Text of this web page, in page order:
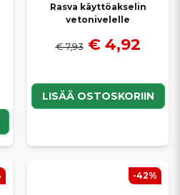
Rasva käyttöakselin
vetonivelelle
€ 7,93 € 4,92
LISÄÄ OSTOSKORIIN
-42%